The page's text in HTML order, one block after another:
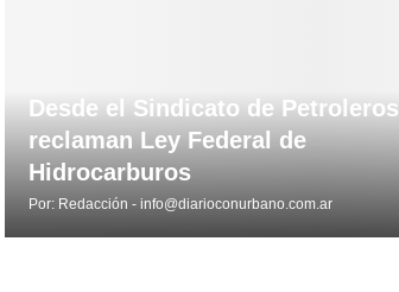
Desde el Sindicato de Petroleros
reclaman Ley Federal de
Hidrocarburos
Por: Redacción - info@diarioconurbano.com.ar